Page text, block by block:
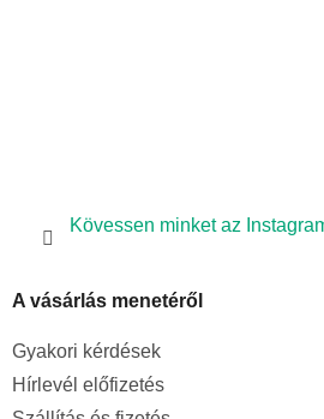
Kövessen minket az
A vásárlás menetéről
Gyakori kérdések
Hírlevél előfizetés